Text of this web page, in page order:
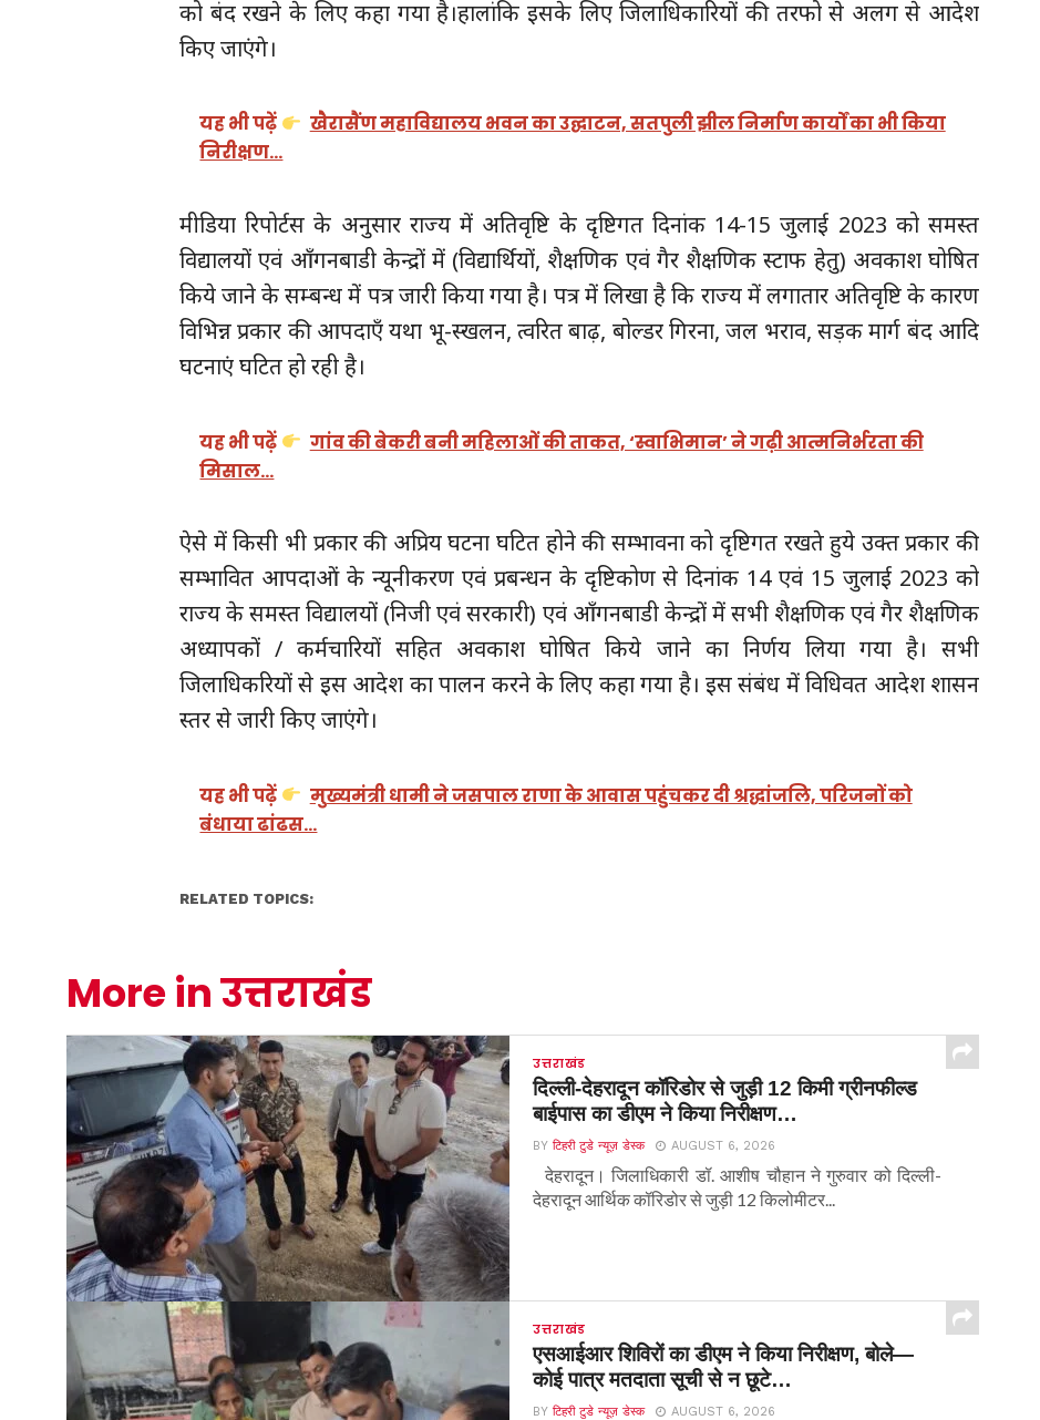
को बंद रखने के लिए कहा गया है।हालांकि इसके लिए जिलाधिकारियों की तरफो से अलग से आदेश
किए जाएंगे।
यह भी पढ़ें
खैरासैंण महाविद्यालय भवन का उद्घाटन, सतपुली झील निर्माण कार्यों का भी किया
निरीक्षण…
मीडिया रिपोर्टस के अनुसार राज्य में अतिवृष्टि के दृष्टिगत दिनांक 14-15 जुलाई 2023 को समस्त
विद्यालयों एवं आँगनबाडी केन्द्रों में (विद्यार्थियों, शैक्षणिक एवं गैर शैक्षणिक स्टाफ हेतु) अवकाश घोषित
किये जाने के सम्बन्ध में पत्र जारी किया गया है। पत्र में लिखा है कि राज्य में लगातार अतिवृष्टि के कारण
विभिन्न प्रकार की आपदाएँ यथा भू-स्खलन, त्वरित बाढ़, बोल्डर गिरना, जल भराव, सड़क मार्ग बंद आदि
घटनाएं घटित हो रही है।
यह भी पढ़ें
गांव की बेकरी बनी महिलाओं की ताकत, ‘स्वाभिमान’ ने गढ़ी आत्मनिर्भरता की
मिसाल…
ऐसे में किसी भी प्रकार की अप्रिय घटना घटित होने की सम्भावना को दृष्टिगत रखते हुये उक्त प्रकार की
सम्भावित आपदाओं के न्यूनीकरण एवं प्रबन्धन के दृष्टिकोण से दिनांक 14 एवं 15 जुलाई 2023 को
राज्य के समस्त विद्यालयों (निजी एवं सरकारी) एवं आँगनबाडी केन्द्रों में सभी शैक्षणिक एवं गैर शैक्षणिक
अध्यापकों / कर्मचारियों सहित अवकाश घोषित किये जाने का निर्णय लिया गया है। सभी
जिलाधिकरियों से इस आदेश का पालन करने के लिए कहा गया है। इस संबंध में विधिवत आदेश शासन
स्तर से जारी किए जाएंगे।
यह भी पढ़ें
मुख्यमंत्री धामी ने जसपाल राणा के आवास पहुंचकर दी श्रद्धांजलि, परिजनों को
बंधाया ढांढस…
RELATED TOPICS:
More in उत्तराखंड
उत्तराखंड
दिल्ली-देहरादून कॉरिडोर से जुड़ी 12 किमी ग्रीनफील्ड
बाईपास का डीएम ने किया निरीक्षण…
BYटिहरी टुडे न्यूज़ डेस्क AUGUST 6, 2026
देहरादून। जिलाधिकारी डॉ. आशीष चौहान ने गुरुवार को दिल्ली-
देहरादून आर्थिक कॉरिडोर से जुड़ी 12 किलोमीटर...
उत्तराखंड
एसआईआर शिविरों का डीएम ने किया निरीक्षण, बोले—
कोई पात्र मतदाता सूची से न छूटे…
BYटिहरी टुडे न्यूज़ डेस्क AUGUST 6, 2026